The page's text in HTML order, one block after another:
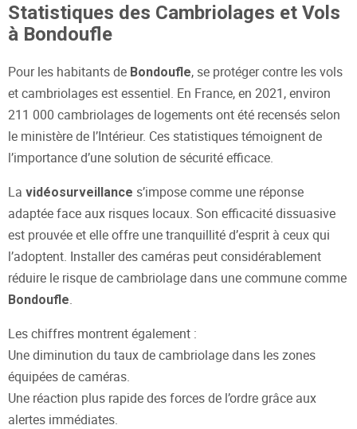
Statistiques des Cambriolages et Vols
à Bondoufle
Pour les habitants de Bondoufle, se protéger contre les vols
et cambriolages est essentiel. En France, en 2021, environ
211 000 cambriolages de logements ont été recensés selon
le ministère de l’Intérieur. Ces statistiques témoignent de
l’importance d’une solution de sécurité efficace.
La vidéosurveillance s’impose comme une réponse
adaptée face aux risques locaux. Son efficacité dissuasive
est prouvée et elle offre une tranquillité d’esprit à ceux qui
l’adoptent. Installer des caméras peut considérablement
réduire le risque de cambriolage dans une commune comme
Bondoufle.
Les chiffres montrent également :
Une diminution du taux de cambriolage dans les zones
équipées de caméras.
Une réaction plus rapide des forces de l’ordre grâce aux
alertes immédiates.